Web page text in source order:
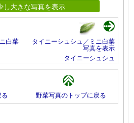
し大きな写真を表示
白菜 タイニーシュシュ／ミニ白菜
写真を表示
タイニーシュシュ
野菜写真のトップに戻る